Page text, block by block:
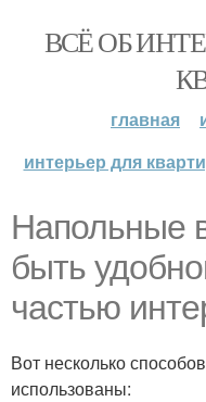
ВСЁ ОБ
главная
интерьер для
Напольные
быть
частью
Вот несколько
использованы: